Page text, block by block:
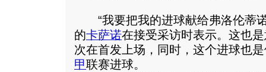
“我要把我的进球献给弗洛伦蒂
的卡萨诺在接受采访时表示。这也
次在首发上场，同时，这个进球也
甲联赛进球。